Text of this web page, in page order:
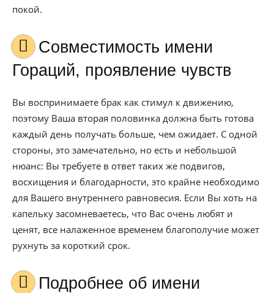
покой.
Совместимость имени
Гораций, проявление чувств
Вы воспринимаете брак как стимул к движению,
поэтому Ваша вторая половинка должна быть готова
каждый день получать больше, чем ожидает. С одной
стороны, это замечательно, но есть и небольшой
нюанс: Вы требуете в ответ таких же подвигов,
восхищения и благодарности, это крайне необходимо
для Вашего внутреннего равновесия. Если Вы хоть на
капельку засомневаетесь, что Вас очень любят и
ценят, все налаженное временем благополучие может
рухнуть за короткий срок.
Подробнее об имени